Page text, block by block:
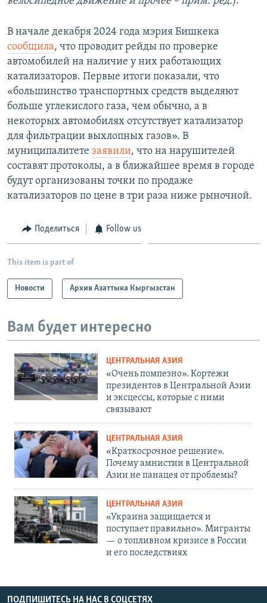
В начале декабря 2024 года мэрия Бишкека
сообщила, что проводит рейды по проверке
автомобилей на наличие у них работающих
катализаторов. Первые итоги показали, что
«большинство транспортных средств выделяют
больше углекислого газа, чем обычно, а в
некоторых автомобилях отсутствует катализатор
для фильтрации выхлопных газов». В
муниципалитете заявили, что на нарушителей
составят протоколы, а в ближайшее время в городе
будут организованы точки по продаже
катализаторов по цене в три раза ниже рыночной.
Поделиться Follow us
This item is part of
Новости Архив Азаттыка Кыргызстан
Вам будет интересно
ЦЕНТРАЛЬНАЯ АЗИЯ
«Очень помпезно». Кортежи
президентов в Центральной Азии
и эксцессы, которые с ними
связывают
ЦЕНТРАЛЬНАЯ АЗИЯ
«Краткосрочное решение».
Почему амнистии в Центральной
Азии не панацея от проблемы?
ЦЕНТРАЛЬНАЯ АЗИЯ
«Украина защищается и
поступает правильно». Мигранты
— о топливном кризисе в России
и его последствиях
ПОДПИШИТЕСЬ НА НАС В СОЦСЕТЯХ